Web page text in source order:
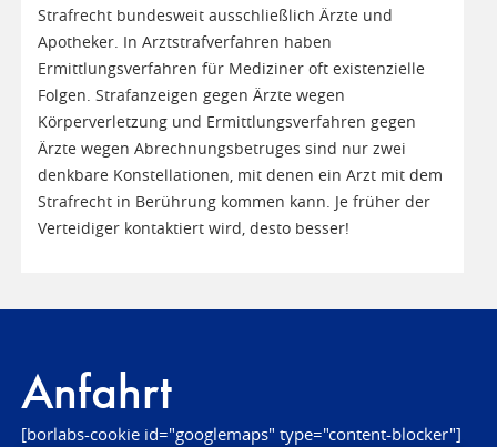
Strafrecht bundesweit ausschließlich Ärzte und
Apotheker. In Arztstrafverfahren haben
Ermittlungsverfahren für Mediziner oft existenzielle
Folgen. Strafanzeigen gegen Ärzte wegen
Körperverletzung und Ermittlungsverfahren gegen
Ärzte wegen Abrechnungsbetruges sind nur zwei
denkbare Konstellationen, mit denen ein Arzt mit dem
Strafrecht in Berührung kommen kann. Je früher der
Verteidiger kontaktiert wird, desto besser!
Anfahrt
[borlabs-cookie id="googlemaps" type="content-blocker"]